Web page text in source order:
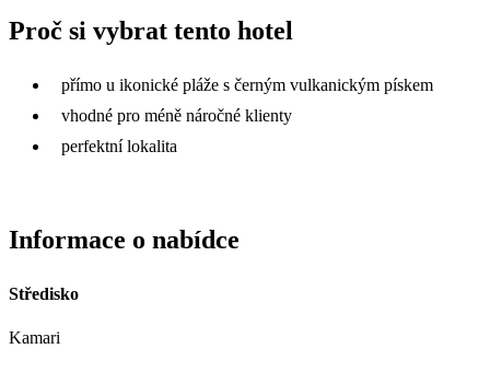
Proč si vybrat tento hotel
přímo u ikonické pláže s černým vulkanickým pískem
vhodné pro méně náročné klienty
perfektní lokalita
Informace o nabídce
Středisko
Kamari